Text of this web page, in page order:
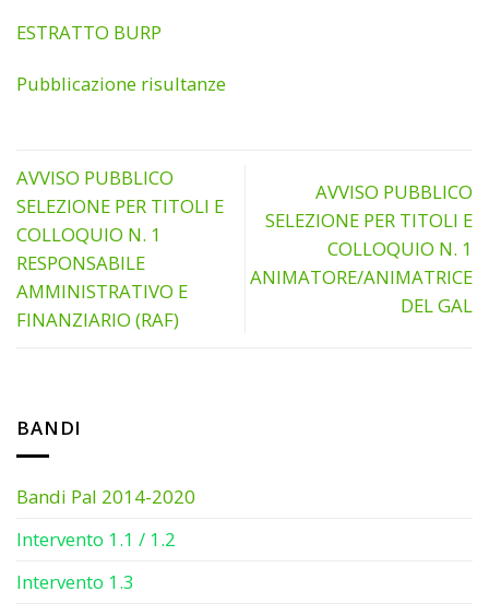
BANDI
Bandi Pal 2014-2020
Intervento 1.1 / 1.2
Intervento 1.3
ESTRATTO BURP
Pubblicazione risultanze
AVVISO PUBBLICO
SELEZIONE PER TITOLI E
COLLOQUIO N. 1
RESPONSABILE
AMMINISTRATIVO E
FINANZIARIO (RAF)
AVVISO PUBBLICO
SELEZIONE PER TITOLI E
COLLOQUIO N. 1
ANIMATORE/ANIMATRICE
DEL GAL